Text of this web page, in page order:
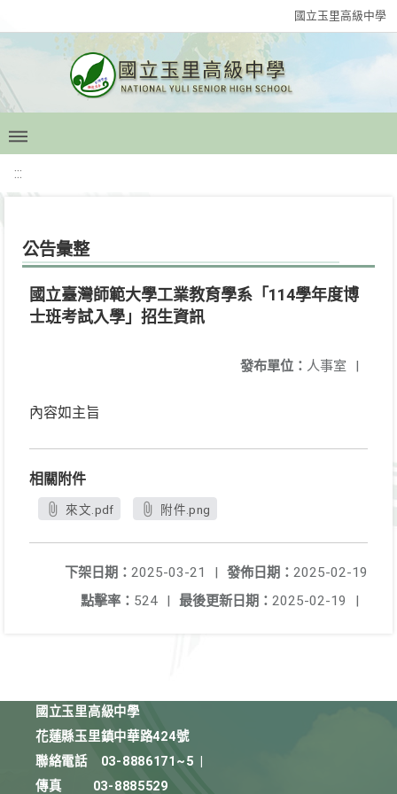
國立玉里高級中學
:::
公告彙整
國立臺灣師範大學工業教育學系「114學年度博
士班考試入學」招生資訊
發布單位： 人事室 |
內容如主旨
相關附件
來文.pdf 附件.png
發佈日期： 2025-02-19
下架日期： 2025-03-21
|
最後更新日期： 2025-02-19 |
點擊率： 524 |
國立玉里高級中學
花蓮縣玉里鎮中華路424號
聯絡電話
03-8886171~5
傳真
03-8885529